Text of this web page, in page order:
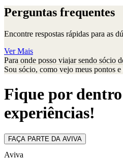
Perguntas frequentes
Encontre respostas rápidas para as
Ver Mais
Para onde posso viajar sendo sócio
Sou sócio, como vejo meus pontos e
Fique por
experiências!
FAÇA PARTE DA AVIVA
Aviva